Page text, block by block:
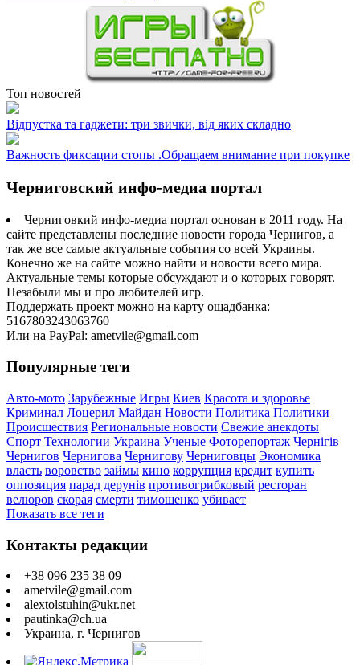
Топ новостей
Відпустка та гаджети: три звички, від яких складно
Важность фиксации стопы .Обращаем внимание при покупке
Черниговский инфо-медиа портал
Черниговкий инфо-медиа портал основан в 2011 году. На
сайте представлены последние новости города Чернигов, а
так же все самые актуальные события со всей Украины.
Конечно же на сайте можно найти и новости всего мира.
Актуальные темы которые обсуждают и о которых говорят.
Незабыли мы и про любителей игр.
Поддержать проект можно на карту ощадбанка:
5167803243063760
Или на PayPal: ametvile@gmail.com
Популярные теги
Авто-мото Зарубежные Игры Киев Красота и здоровье
Криминал Лоцерил Майдан Новости Политика Политики
Происшествия Региональные новости Свежие анекдоты
Спорт Технологии Украина Ученые Фоторепортаж Чернігів
Чернигов Чернигова Чернигову Черниговцы Экономика
власть воровство займы кино коррупция кредит купить
оппозиция парад дерунів противогрибковый ресторан
велюров скорая смерти тимошенко убивает
Показать все теги
Контакты редакции
+38 096 235 38 09
ametvile@gmail.com
alextolstuhin@ukr.net
pautinka@ch.ua
Украина, г. Чернигов